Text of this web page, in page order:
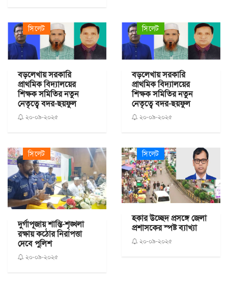
সিলেট
বড়লেখায় সরকারি
প্রাথমিক বিদ্যালয়ের
শিক্ষক সমিতির নতুন
নেতৃত্বে বদর-ছয়ফুল
২০-০৯-২০২৫
সিলেট
বড়লেখায় সরকারি
প্রাথমিক বিদ্যালয়ের
শিক্ষক সমিতির নতুন
নেতৃত্বে বদর-ছয়ফুল
২০-০৯-২০২৫
সিলেট
দুর্গাপূজায় শান্তি-শৃঙ্খলা
রক্ষায় কঠোর নিরাপত্তা
দেবে পুলিশ
২০-০৯-২০২৫
সিলেট
হকার উচ্ছেদ প্রসঙ্গে জেলা
প্রশাসকের স্পষ্ট ব্যাখ্যা
২০-০৯-২০২৫